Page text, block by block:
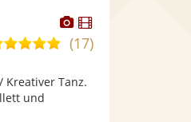
Dieser
Künstler
stellt
bereit.
Dieser
Künstler
5,0
5
(17)
Kreativer Tanz.
und